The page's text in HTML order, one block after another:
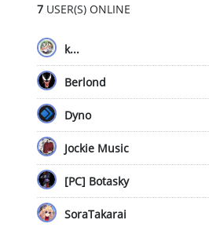
7USER(S) ONLINE
k...
Berlond
Dyno
Jockie Music
[PC] Botasky
SoraTakarai